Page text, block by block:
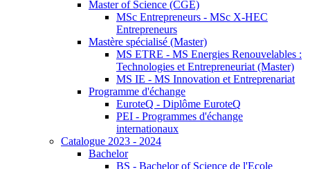
Master of Science (CGE)
MSc Entrepreneurs - MSc X-HEC
Entrepreneurs
Mastère spécialisé (Master)
MS ETRE - MS Energies Renouvelables :
Technologies et Entrepreneuriat (Master)
MS IE - MS Innovation et Entreprenariat
Programme d'échange
EuroteQ - Diplôme EuroteQ
PEI - Programmes d'échange
internationaux
Catalogue 2023 - 2024
Bachelor
BS - Bachelor of Science de l'Ecole